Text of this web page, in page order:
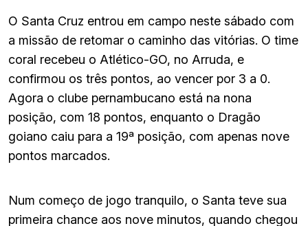
O Santa Cruz entrou em campo neste sábado com
a missão de retomar o caminho das vitórias. O time
coral recebeu o Atlético-GO, no Arruda, e
confirmou os três pontos, ao vencer por 3 a 0.
Agora o clube pernambucano está na nona
posição, com 18 pontos, enquanto o Dragão
goiano caiu para a 19ª posição, com apenas nove
pontos marcados.
Num começo de jogo tranquilo, o Santa teve sua
primeira chance aos nove minutos, quando chegou